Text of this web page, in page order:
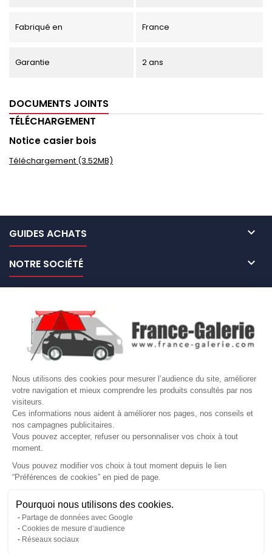
Nous utilisons des cookies pour mesurer l’audience du site, améliorer
votre navigation et mieux comprendre les produits consultés par nos
visiteurs.
Ces informations nous aident à améliorer nos pages, nos conseils et
nos campagnes publicitaires.
Vous pouvez accepter, refuser ou personnaliser vos choix à tout
moment.
Vous pouvez modifier vos choix à tout moment depuis le lien
“Préférences de cookies” en pied de page.
Pourquoi nous utilisons des cookies.
Partage de données avec Google
Cookies de mesure d’audience
Réseaux sociaux
Gérer mes cookies
Fabriqué en France
Garantie 2 ans
DOCUMENTS JOINTS
TÉLÉCHARGEMENT
Notice casier bois
Téléchargement (3.52MB)
GUIDES ACHATS 
NOTRE SOCIÉTÉ 
VOTRE COMPTE 
Site protégé par reCAPTCHA.
LETTRE D'INFORMATIONS
© Copyright 2026 France Galerie. Tous droits reservés.